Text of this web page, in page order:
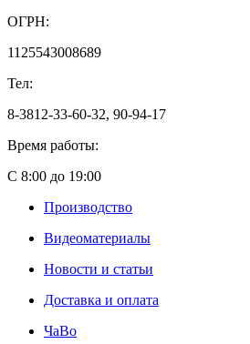
ОГРН:
1125543008689
Тел:
8-3812-33-60-32, 90-94-17
Время работы:
С 8:00 до 19:00
Производство
Видеоматериалы
Новости и статьи
Доставка и оплата
ЧаВо